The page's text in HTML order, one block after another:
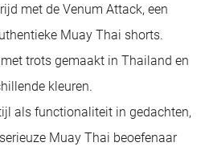
met de Venum Attack, een
Muay Thai shorts.
trots gemaakt in Thailand en
kleuren.
als functionaliteit in gedachten,
Muay Thai beoefenaar